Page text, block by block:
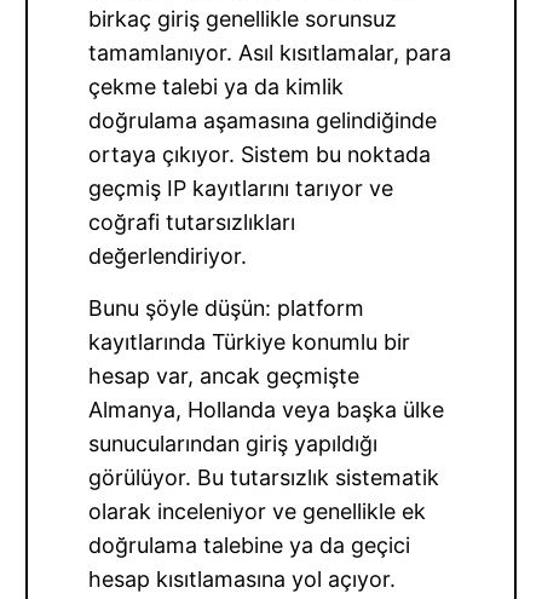
birkaç giriş genellikle sorunsuz
tamamlanıyor. Asıl kısıtlamalar, para
çekme talebi ya da kimlik
doğrulama aşamasına gelindiğinde
ortaya çıkıyor. Sistem bu noktada
geçmiş IP kayıtlarını tarıyor ve
coğrafi tutarsızlıkları
değerlendiriyor.
Bunu şöyle düşün: platform
kayıtlarında Türkiye konumlu bir
hesap var, ancak geçmişte
Almanya, Hollanda veya başka ülke
sunucularından giriş yapıldığı
görülüyor. Bu tutarsızlık sistematik
olarak inceleniyor ve genellikle ek
doğrulama talebine ya da geçici
hesap kısıtlamasına yol açıyor.